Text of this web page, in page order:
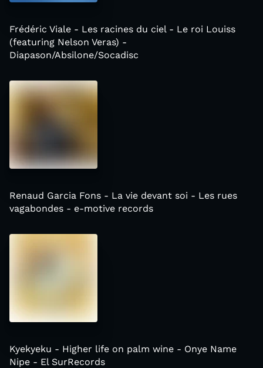
Frédéric Viale - Les racines du ciel - Le roi Louiss
(featuring Nelson Veras) -
Diapason/Absilone/Socadisc
Renaud Garcia Fons - La vie devant soi - Les rues
vagabondes - e-motive records
Kyekyeku - Higher life on palm wine - Onye Name
Nipe - El SurRecords